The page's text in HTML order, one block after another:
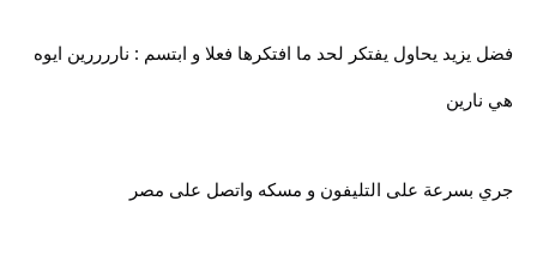
فضل يزيد يحاول يفتكر لحد ما افتكرها فعلا و ابتسم : ناررررين ايوه
هي نارين
جري بسرعة على التليفون و مسكه واتصل على مصر